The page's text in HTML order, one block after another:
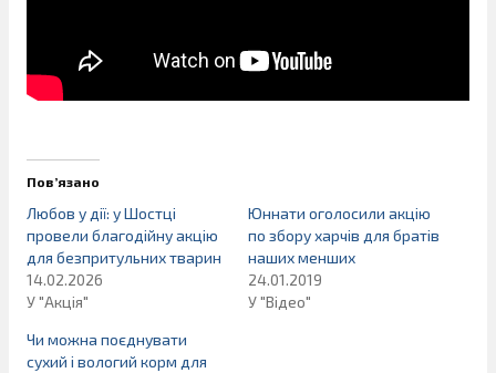
Пов’язано
Любов у дії: у Шостці
провели благодійну акцію
для безпритульних тварин
14.02.2026
У "Акція"
Юннати оголосили акцію
по збору харчів для братів
наших менших
24.01.2019
У "Відео"
Чи можна поєднувати
сухий і вологий корм для